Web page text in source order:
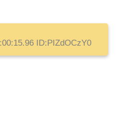
ID:PIZdOCzY0